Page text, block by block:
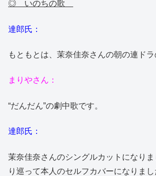
◎ いのちの歌
達郎氏：
もともとは、茉奈佳奈さんの朝の連ドラ
まりやさん：
“だんだん”の劇中歌です。
達郎氏：
茉奈佳奈さんのシングルカットになり
り巡って本人のセルフカバーになりまし